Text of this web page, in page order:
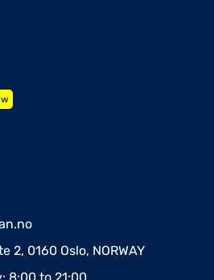
2, 0160 Oslo, NORWAY
8:00 to 21:00